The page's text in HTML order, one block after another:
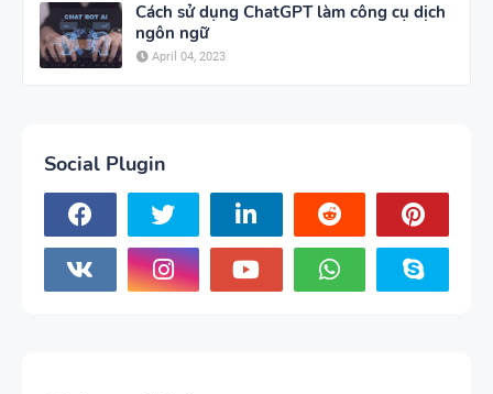
Cách sử dụng ChatGPT làm công cụ dịch
ngôn ngữ
April 04, 2023
Social Plugin